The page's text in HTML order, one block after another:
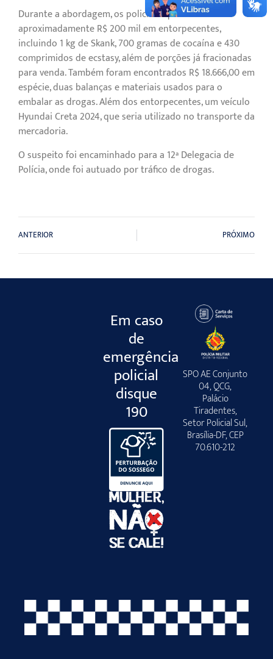
Durante a abordagem, os policiais apreenderam
aproximadamente R$ 200 mil em entorpecentes,
incluindo 1 kg de Skank, 700 gramas de cocaína e 430
comprimidos de ecstasy, além de porções já fracionadas
para venda. Também foram encontrados R$ 18.666,00 em
espécie, duas balanças e materiais usados ​​para o
embalar as drogas. Além dos entorpecentes, um veículo
Hyundai Creta 2024, que seria utilizado no transporte da
mercadoria.
O suspeito foi encaminhado para a 12ª Delegacia de
Polícia, onde foi autuado por tráfico de drogas.
ANTERIOR PRÓXIMO
Em caso
de
emergência
policial
disque
190
SPO AE Conjunto
04, QCG,
Palácio
Tiradentes,
Setor Policial Sul,
Brasília-DF, CEP
70.610-212